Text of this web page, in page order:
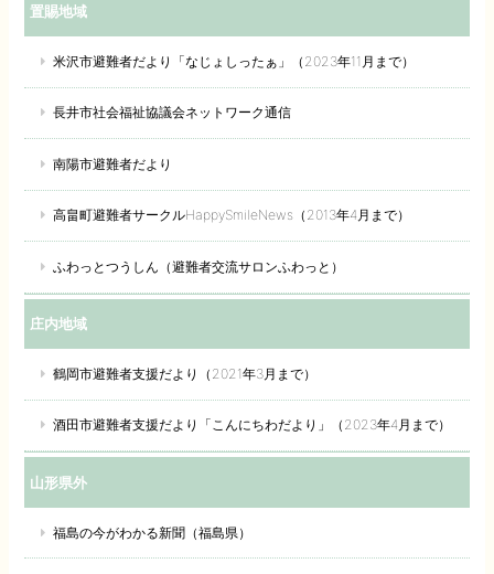
置賜地域
米沢市避難者だより「なじょしったぁ」（2023年11月まで）
長井市社会福祉協議会ネットワーク通信
南陽市避難者だより
高畠町避難者サークルHappySmileNews（2013年4月まで）
ふわっとつうしん（避難者交流サロンふわっと）
庄内地域
鶴岡市避難者支援だより（2021年3月まで）
酒田市避難者支援だより「こんにちわだより」（2023年4月まで）
山形県外
福島の今がわかる新聞（福島県）